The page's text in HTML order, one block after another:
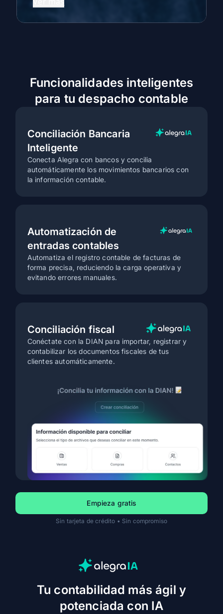
Menos errores más precisión
Procesos más ágiles y eficientes
Automatización y ahorro de tiempo
Ver menos
Funcionalidades inteligentes
para tu despacho contable
Conciliación Bancaria
Inteligente
Conecta Alegra con bancos y concilia
automáticamente los movimientos bancarios con
la información contable.
Automatización de
entradas contables
Automatiza el registro contable de facturas de
forma precisa, reduciendo la carga operativa y
evitando errores manuales.
Conciliación fiscal
Conéctate con la DIAN para importar, registrar y
contabilizar los documentos fiscales de tus
clientes automáticamente.
Empieza gratis
Sin tarjeta de crédito • Sin compromiso
Tu contabilidad más ágil y
potenciada con IA